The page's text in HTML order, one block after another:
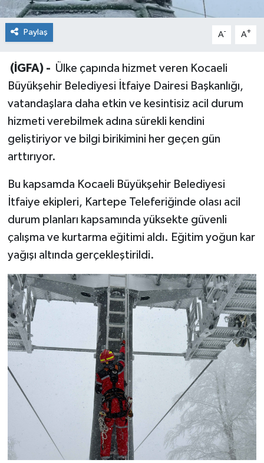
Paylaş A- A+
(İGFA) - Ülke çapında hizmet veren Kocaeli
Büyükşehir Belediyesi İtfaiye Dairesi Başkanlığı,
vatandaşlara daha etkin ve kesintisiz acil durum
hizmeti verebilmek adına sürekli kendini
geliştiriyor ve bilgi birikimini her geçen gün
arttırıyor.
Bu kapsamda Kocaeli Büyükşehir Belediyesi
İtfaiye ekipleri, Kartepe Teleferiğinde olası acil
durum planları kapsamında yüksekte güvenli
çalışma ve kurtarma eğitimi aldı. Eğitim yoğun kar
yağışı altında gerçekleştirildi.
Türkiye